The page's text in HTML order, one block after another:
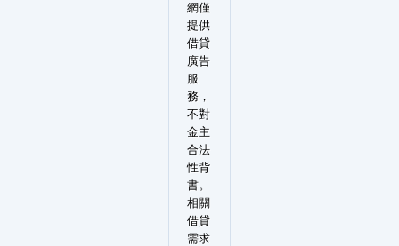
網僅
提供
借貸
廣告
服
務，
不對
金主
合法
性背
書。
相關
借貸
需求